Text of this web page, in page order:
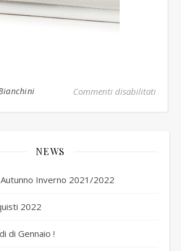
Commenti disabilitatisu
NEWS
Inverno 2021/2022
2022
di Gennaio !